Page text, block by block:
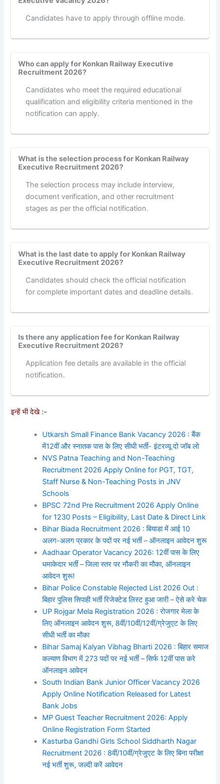
Candidates have to apply through offline mode.
Who can apply for Konkan Railway Executive
Recruitment 2026?
Candidates who meet the required educational
qualification and eligibility criteria mentioned in the
notification can apply.
What is the selection process for Konkan Railway
Executive Recruitment 2026?
The selection process may include interview,
document verification, and other recruitment
stages as per the official notification.
What is the last date to apply for Konkan Railway
Executive Recruitment 2026?
Candidates should check the official notification
for complete important dates and deadline details.
Is there any application fee for Konkan Railway
Executive Recruitment 2026?
Application fee details are available in the official
notification.
इन्हें भी देखे :-
Utkarsh Small Finance Bank Vacancy 2026 : बैंक
में12वीं और स्नातक पास के लिए सीधी भर्ती- इंटरव्यू दो जॉब लो
NVS Patna Teaching and Non-Teaching
Recruitment 2026 Apply Online for PGT, TGT,
Staff Nurse & Non-Teaching Posts in JNV
Schools
BPSC 72nd Pre Recruitment 2026 Apply Online
for 1230 Posts – Eligibility, Last Date & Direct Link
Bihar Biada Recruitment 2026 : बियाडा में आई 10
अलग-अलग प्रकार के पदों पर नई भर्ती – ऑनलाइन आवेदन शुरू
Aadhaar Operator Vacancy 2026: 12वीं पास के लिए
धमाकेदार भर्ती – जिला स्तर पर नौकरी का मौका, ऑनलाइन
आवेदन शुरू!
Bihar Police Constable Rejected List 2026 Out :
बिहार पुलिस सिपाही भर्ती रिजेक्टेड लिस्ट हुआ जारी – ऐसे करे चेक
UP Rojgar Mela Registration 2026 : रोजगार मेला के
लिए ऑनलाइन आवेदन शुरू, 8वीं/10वीं/12वीं/ग्रेजुएट के लिए
सीधी भर्ती का मौका
Bihar Samaj Kalyan Vibhag Bharti 2026 : बिहार समाज
कल्याण विभाग में 273 पदों पर नई भर्ती – सिर्फ 12वीं पास करे
ऑनलाइन आवेदन
South Indian Bank Junior Officer Vacancy 2026
Apply Online Notification Released for Latest
Bank Jobs
MP Guest Teacher Recruitment 2026: Apply
Online Registration Form Started
Kasturba Gandhi Girls School Siddharth Nagar
Recruitment 2026 : 8वीं/10वीं/ग्रेजुएट के लिए बिना परीक्षा
नई भर्ती शुरू, जल्दी करें आवेदन